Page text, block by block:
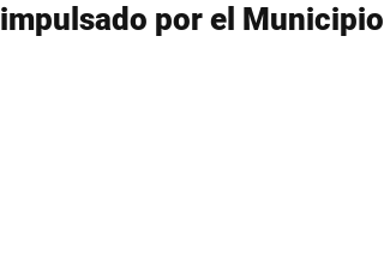
impulsado por el Municipio